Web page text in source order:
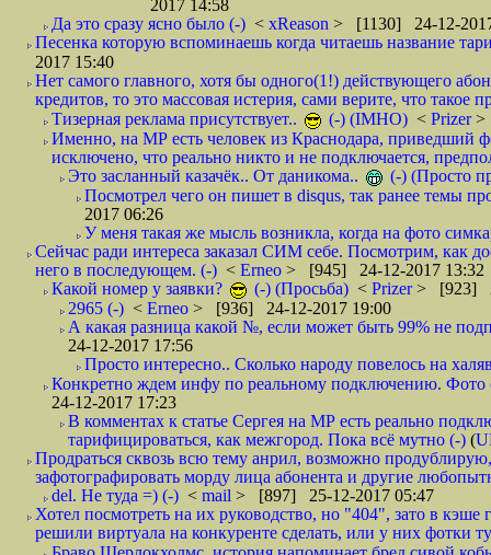
2017 14:58
Да это сразу ясно было (-) < xReason > [1130] 24-12-
Песенка которую вспоминаешь когда читаешь название
2017 15:40
Нет самого главного, хотя бы одного(1!) действующего
кредитов, то это массовая истерия, сами верите, что такое
Тизерная реклама присутствует..
(-) (IMHO) < Prizer>
Именно, на МР есть человек из Краснодара, приведший
исключено, что реально никто и не подключается,
Это засланный казачёк.. От даникома..
(-) (Просто
Посмотрел чего он пишет в disqus, так ранее темы
2017 06:26
У меня такая же мысль возникла, когда на фото
Сейчас ради интереса заказал СИМ себе. Посмотрим, как
него в последующем. (-) < Erneo > [945] 24-12-2017 13:32
Какой номер у заявки?
(-) (Просьба) < Prizer> [923]
2965 (-) < Erneo > [936] 24-12-2017 19:00
А какая разница какой №, если может быть 99% не
24-12-2017 17:56
Просто интересно.. Сколько народу повелось на
Конкретно ждем инфу по реальному подключению. Фото
24-12-2017 17:23
В комментах к статье Сергея на МР есть реально
тарифицироваться, как межгород. Пока всё мутно (-) (
Продраться сквозь всю тему анрил, возможно
зафотографировать морду лица абонента и другие
del. Не туда =) (-) < mail > [897] 25-12-2017 05:47
Хотел посмотреть на их руководство, но "404", зато в
решили виртуала на конкуренте сделать, или у них фотки